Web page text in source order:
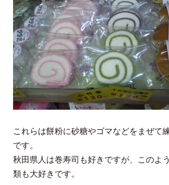
これらは餅粉に砂糖やゴマなどをまぜて
です。
秋田県人は巻寿司も好きですが、このよ
類も大好きです。